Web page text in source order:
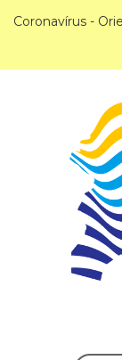
Coronavírus -